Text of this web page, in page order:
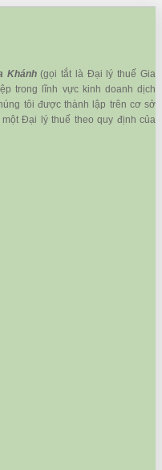
Khánh(gọi tắt là Đại lý thuế Gia
trong lĩnh vực kinh doanh dịch
tôi được thành lập trên cơ sở
Đại lý thuế theo quy định của